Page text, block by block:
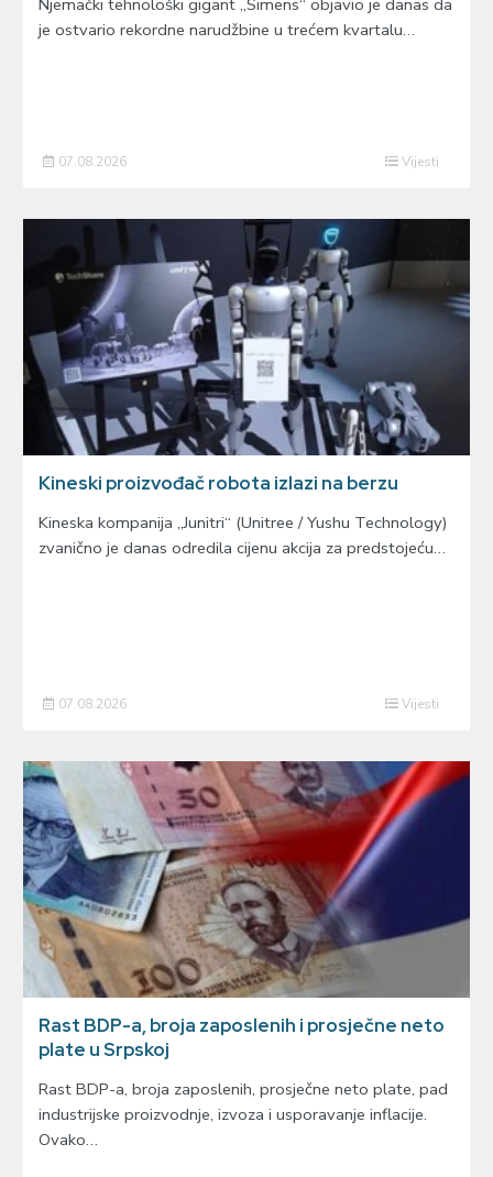
Njemački tehnološki gigant „Simens“ objavio je danas da
je ostvario rekordne narudžbine u trećem kvartalu…
07.08.2026 Vijesti
Kineski proizvođač robota izlazi na berzu
Kineska kompanija „Junitri“ (Unitree / Yushu Technology)
zvanično je danas odredila cijenu akcija za predstojeću…
07.08.2026 Vijesti
Rast BDP-a, broja zaposlenih i prosječne neto
plate u Srpskoj
Rast BDP-a, broja zaposlenih, prosječne neto plate, pad
industrijske proizvodnje, izvoza i usporavanje inflacije.
Ovako…